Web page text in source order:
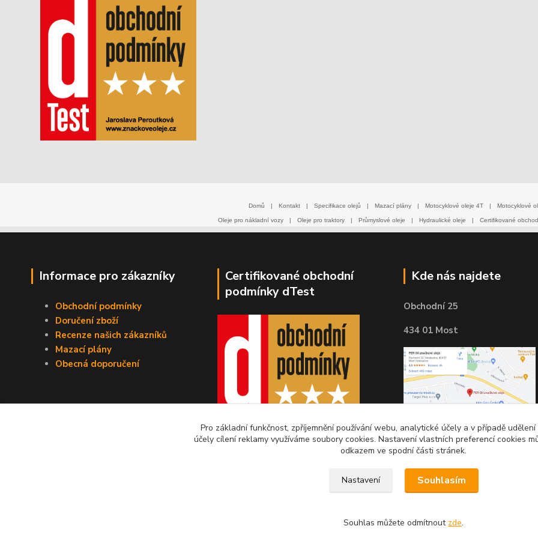
Domů | Kontakt | Specifikace olejů | Mazací plány | Motocyklové oleje 4T | Motocyklové
Oleje pro nákladní vozy | Oleje pro traktory | Průmyslové oleje | Hydraulické oleje | Certifikované
Informace pro zákazníky
Obchodní podmínky
Doručení zboží
Recenze našich zákazníků
Mazací plány
Obecná doporučení
Certifikované obchodní
podmínky dTest
Kde nás najdete
Obchodní 25
434 01 Most
Pro základní funkčnost, zpříjemnění používání webu, analytické účely a v případě
účely cílení reklamy využíváme soubory cookies. Nastavení vlastních preferencí cookies
odkazem ve spodní části stránek.
Nastavení Souhlasím
Souhlas můžete odmítnout zde.